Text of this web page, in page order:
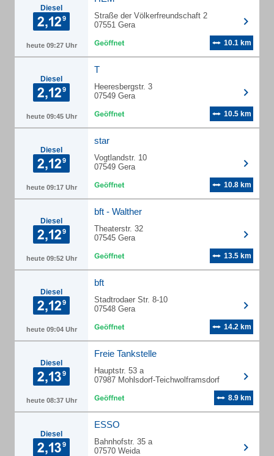
Diesel
heute 09:27 Uhr
Straße der Völkerfreundschaft 2
07551 Gera
10.1 km
Diesel
heute 09:45 Uhr
T
Heeresbergstr. 3
07549 Gera
10.5 km
Diesel
heute 09:17 Uhr
star
Vogtlandstr. 10
07549 Gera
10.8 km
Diesel
heute 09:52 Uhr
bft - Walther
Theaterstr. 32
07545 Gera
13.5 km
Diesel
heute 09:04 Uhr
bft
Stadtrodaer Str. 8-10
07548 Gera
14.2 km
Diesel
heute 08:37 Uhr
Freie Tankstelle
Hauptstr. 53 a
07987 Mohlsdorf-Teichwolframsdorf
8.9 km
Diesel
ESSO
Bahnhofstr. 35 a
07570 Weida